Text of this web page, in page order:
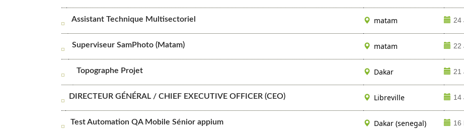
Assistant Technique Multisectoriel matam 24
Superviseur SamPhoto (Matam) matam 22
Topographe Projet Dakar 21
DIRECTEUR GÉNÉRAL / CHIEF EXECUTIVE OFFICER (CEO) Libreville 14
Test Automation QA Mobile Sénior appium Dakar (senegal) 16